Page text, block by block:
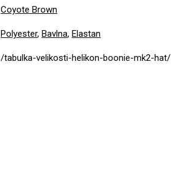
Coyote Brown
Polyester, Bavlna, Elastan
/tabulka-velikosti-helikon-boonie-mk2-hat/